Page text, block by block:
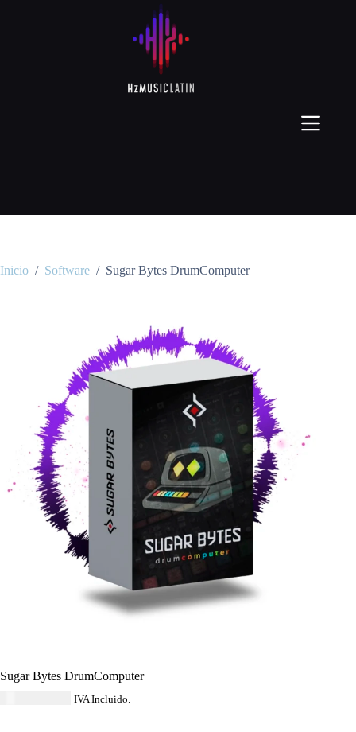
Inicio / Software / Sugar Bytes DrumComputer
Sugar Bytes DrumComputer
IVA Incluido.